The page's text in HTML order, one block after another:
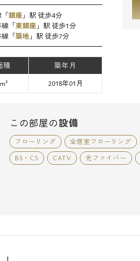
銀座 」駅 徒歩4分
「東銀座 」駅 徒歩1分
「築地 」駅 徒歩7分
積
築年月
2018年01月
この部屋の設備
フローリング 全居室フローリング
BS・CS
CATV 光ファイバー